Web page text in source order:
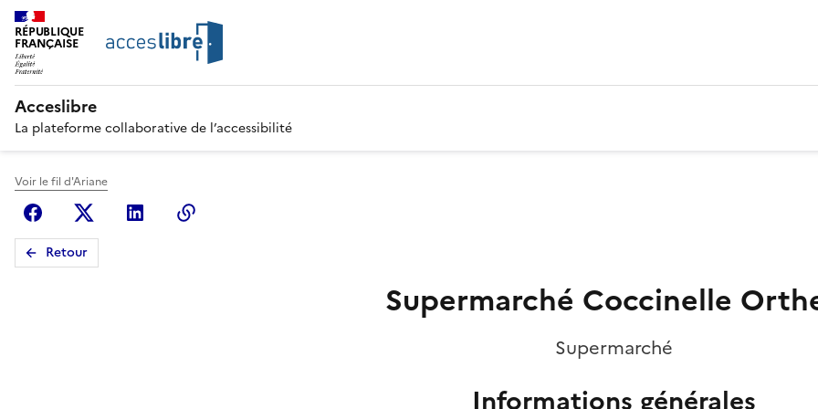
RÉPUBLIQUE
FRANÇAISE
Acceslibre
La plateforme collaborative de l’accessibilité
Voir le fil d'Ariane
FacebookX (anciennement Twitter)
Linkedin
Retour
Supermarché Coccinelle
Supermarché
Informations générales